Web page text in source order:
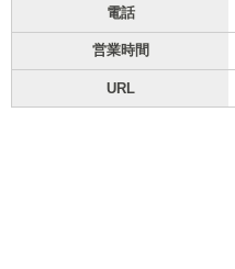
電話
営業時間
URL